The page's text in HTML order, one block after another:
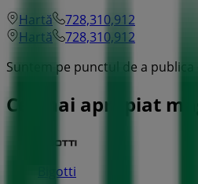
Hartă
728,310,912
Hartă
728,310,912
Suntem pe punctul de a
Cel mai apropiat
Bigotti